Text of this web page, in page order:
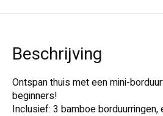
Beschrijving
Ontspan thuis met een mini-
beginners!
Inclusief: 3 bamboe borduurringen,